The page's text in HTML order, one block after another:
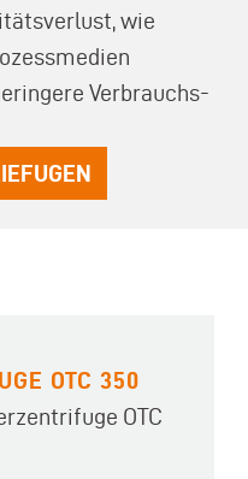
wie
Verbrauchs-
OTC 350